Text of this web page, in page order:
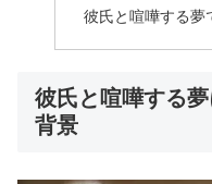
彼氏と喧嘩する夢
彼氏と喧嘩する
背景